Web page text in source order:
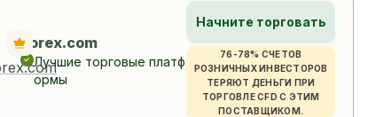
Forex.com
Лучшие торговые платф
ормы
Начните торговать
76-78% СЧЕТОВ
РОЗНИЧНЫХ ИНВЕСТОРОВ
ТЕРЯЮТ ДЕНЬГИ ПРИ
ТОРГОВЛЕ CFD С ЭТИМ
ПОСТАВЩИКОМ.